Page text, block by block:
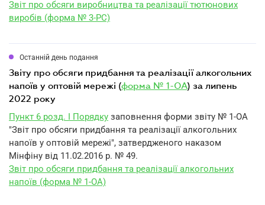
Звіт про обсяги виробництва та реалізації тютюнових
виробів (форма № 3-РС)
Останній день подання
звіту про обсяги придбання та реалізації алкогольних
напоїв у оптовій мережі (форма № 1-ОА) за липень
2022 року
Пункт 6 розд. I Порядку заповнення форми звіту № 1-ОА
"Звіт про обсяги придбання та реалізації алкогольних
напоїв у оптовій мережі", затвердженого наказом
Мінфіну від 11.02.2016 р. № 49.
Звіт про обсяги придбання та реалізації алкогольних
напоїв (форма № 1-ОА)